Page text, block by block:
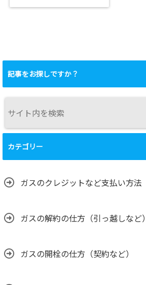
記事をお探しですか？
カテゴリー
ガスのクレジットなど支払い方法
ガスの解約の仕方（引っ越しなど）
ガスの開栓の仕方（契約など）